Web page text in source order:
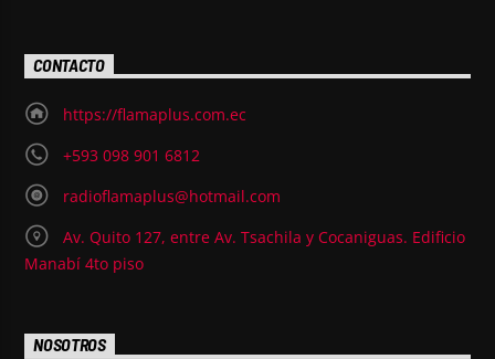
CONTACTO
https://flamaplus.com.ec
+593 098 901 6812
radioflamaplus@hotmail.com
Av. Quito 127, entre Av. Tsachila y Cocaniguas. Edificio
Manabí 4to piso
NOSOTROS